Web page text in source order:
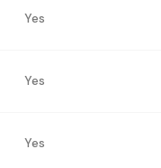
Yes
Yes
Yes